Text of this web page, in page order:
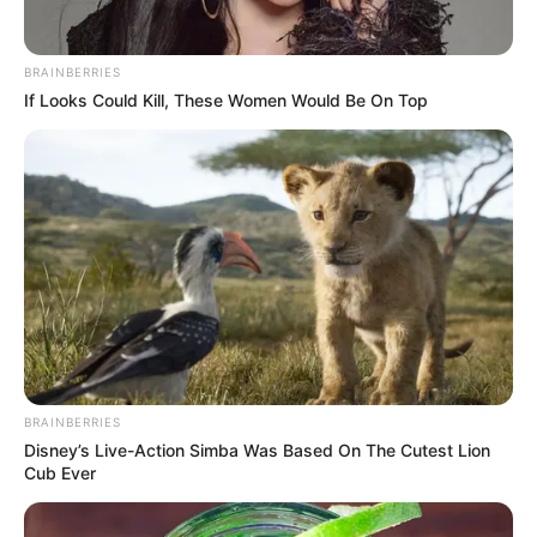
A Dolomit Kft. nyeresége került a vita
középpontjába
Magyar Péter számítása szerint a Dolomit Kft. 2010
óta körülbelül 16,5 milliárd forintos adózott
eredményt ért el. Mivel a cég 51 százaléka Orbán
Győző tulajdonában van, ennek arányos része 8,41
milliárd forint lehetett.
BRAINBERRIES
If Looks Could Kill, These Women Would Be On Top
BRAINBERRIES
Disney’s Live-Action Simba Was Based On The Cutest Lion
Cub Ever